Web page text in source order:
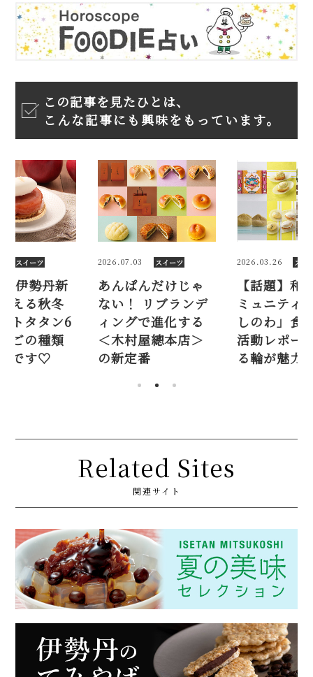
この記事を見たひとは、
こんな記事にも興味をもっています。
スイーツ
んだけじゃ
リブランデ
で進化する
屋總本店＞
番
2026.03.26 スイーツ
【話題】和菓子コ
ミュニティ「わが
しのわ」食べ比べ
活動レポート。繋が
る輪が魅力♡
2025.11.02
【2025】
宿店で買
限定タル
選。りん
にも注目
Related Sites
関連サイト